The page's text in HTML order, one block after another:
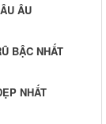
ÂU
BẬC NHẤT
NHẤT